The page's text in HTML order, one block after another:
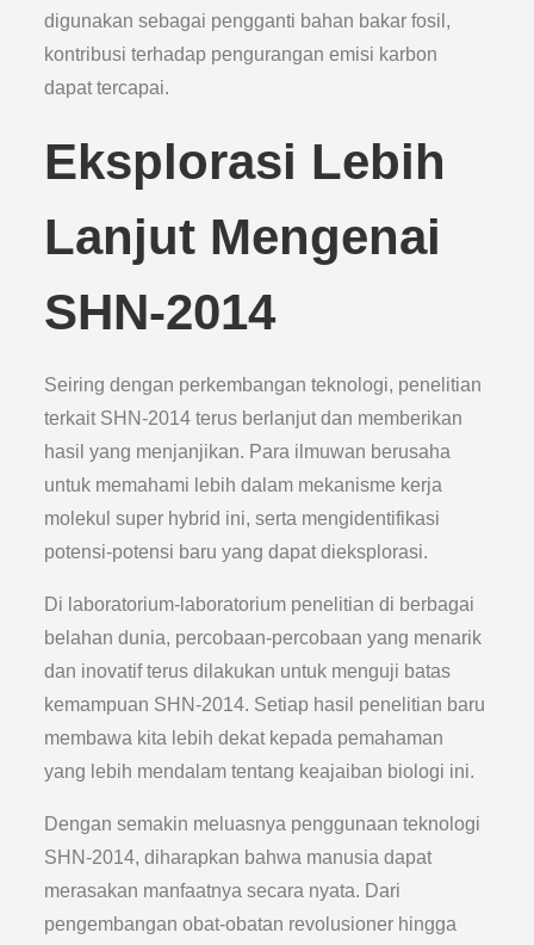
digunakan sebagai pengganti bahan bakar fosil,
kontribusi terhadap pengurangan emisi karbon
dapat tercapai.
Eksplorasi Lebih
Lanjut Mengenai
SHN-2014
Seiring dengan perkembangan teknologi, penelitian
terkait SHN-2014 terus berlanjut dan memberikan
hasil yang menjanjikan. Para ilmuwan berusaha
untuk memahami lebih dalam mekanisme kerja
molekul super hybrid ini, serta mengidentifikasi
potensi-potensi baru yang dapat dieksplorasi.
Di laboratorium-laboratorium penelitian di berbagai
belahan dunia, percobaan-percobaan yang menarik
dan inovatif terus dilakukan untuk menguji batas
kemampuan SHN-2014. Setiap hasil penelitian baru
membawa kita lebih dekat kepada pemahaman
yang lebih mendalam tentang keajaiban biologi ini.
Dengan semakin meluasnya penggunaan teknologi
SHN-2014, diharapkan bahwa manusia dapat
merasakan manfaatnya secara nyata. Dari
pengembangan obat-obatan revolusioner hingga